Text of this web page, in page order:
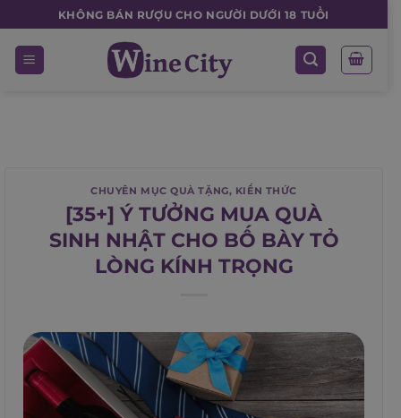
to
content
KHÔNG BÁN RƯỢU CHO NGƯỜI DƯỚI 18 TUỔI
CHUYÊN MỤC QUÀ TẶNG, KIẾN THỨC
[35+] Ý TƯỞNG MUA QUÀ
SINH NHẬT CHO BỐ BÀY TỎ
LÒNG KÍNH TRỌNG